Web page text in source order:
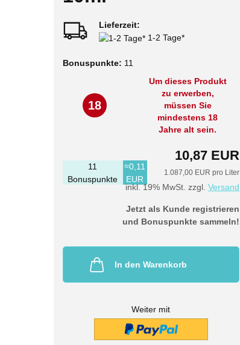
Lieferzeit:
1-2 Tage*
Bonuspunkte: 11
18
Um dieses Produkt
zu erwerben,
müssen Sie
mindestens 18
Jahre alt sein.
10,87 EUR
1.087,00 EUR pro Liter
inkl. 19% MwSt. zzgl. Versand
11
Bonuspunkte
≈0,11
EUR
Jetzt als Kunde registrieren
und Bonuspunkte sammeln!
In den Warenkorb
Weiter mit